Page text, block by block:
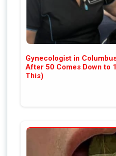
Gynecologist in
After 50 Comes Down to
This)